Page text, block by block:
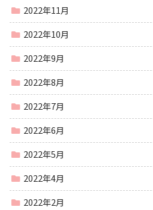
2022年11月
2022年10月
2022年9月
2022年8月
2022年7月
2022年6月
2022年5月
2022年4月
2022年2月